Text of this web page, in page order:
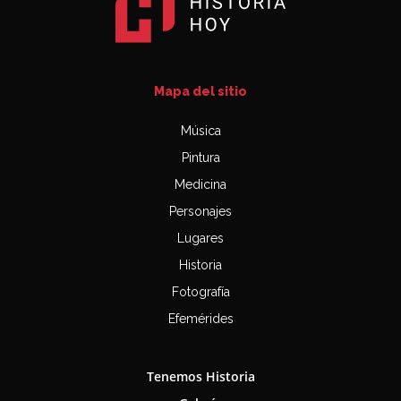
Mapa del sitio
Música
Pintura
Medicina
Personajes
Lugares
Historia
Fotografía
Efemérides
Tenemos Historia